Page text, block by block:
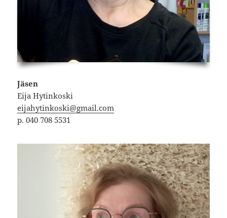
Jäsen
Eija Hytinkoski
eijahytinkoski@gmail.com
p. 040 708 5531